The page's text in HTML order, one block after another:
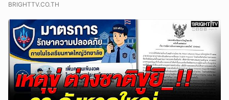
BRIGHTTV.CO.TH